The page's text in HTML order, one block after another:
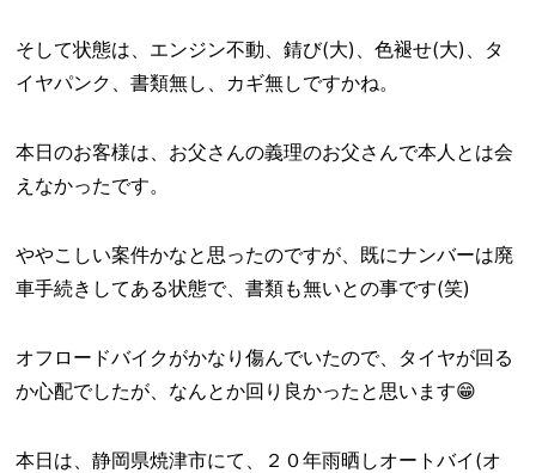
そして状態は、エンジン不動、錆び(大)、色褪せ(大)、タ
イヤパンク、書類無し、カギ無しですかね。
本日のお客様は、お父さんの義理のお父さんで本人とは会
えなかったです。
ややこしい案件かなと思ったのですが、既にナンバーは廃
車手続きしてある状態で、書類も無いとの事です(笑)
オフロードバイクがかなり傷んでいたので、タイヤが回る
か心配でしたが、なんとか回り良かったと思います😁
本日は、静岡県焼津市にて、２０年雨晒しオートバイ(オ